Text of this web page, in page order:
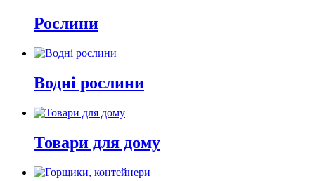
Рослини
Водні рослини
Товари для дому